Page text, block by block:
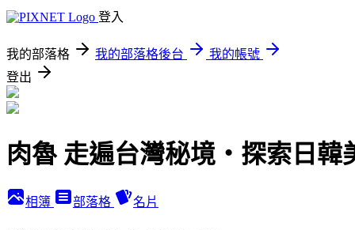
登入
我的部落格 我的部落格後台
我的帳號
登出
肉魯 走遍台灣秘境・探索日韓
相簿 部落格 名片